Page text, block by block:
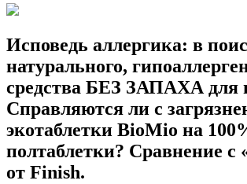
Исповедь аллергика: в
натурального,
средства БЕЗ ЗАПАХА для
Справляются ли с
экотаблетки BioMio на
полтаблетки? Сравнение с
от Finish.